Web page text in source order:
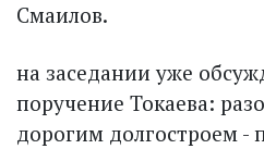
Смаилов.
на заседании уже
поручение Токаева:
дорогим долгостроем -